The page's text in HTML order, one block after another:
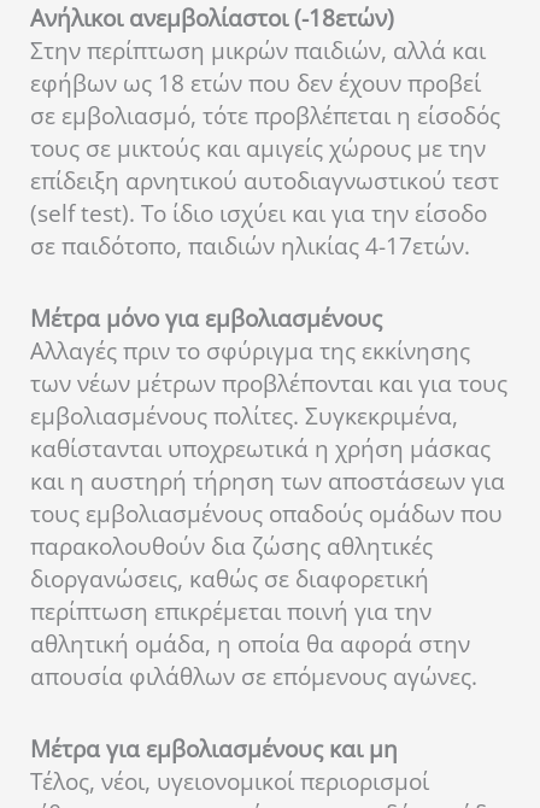
Ανήλικοι ανεμβολίαστοι (-18ετών)
Στην περίπτωση μικρών παιδιών, αλλά και
εφήβων ως 18 ετών που δεν έχουν προβεί
σε εμβολιασμό, τότε προβλέπεται η είσοδός
τους σε μικτούς και αμιγείς χώρους με την
επίδειξη αρνητικού αυτοδιαγνωστικού τεστ
(self test). Το ίδιο ισχύει και για την είσοδο
σε παιδότοπο, παιδιών ηλικίας 4-17ετών.
Μέτρα μόνο για εμβολιασμένους
Αλλαγές πριν το σφύριγμα της εκκίνησης
των νέων μέτρων προβλέπονται και για τους
εμβολιασμένους πολίτες. Συγκεκριμένα,
καθίστανται υποχρεωτικά η χρήση μάσκας
και η αυστηρή τήρηση των αποστάσεων για
τους εμβολιασμένους οπαδούς ομάδων που
παρακολουθούν δια ζώσης αθλητικές
διοργανώσεις, καθώς σε διαφορετική
περίπτωση επικρέμεται ποινή για την
αθλητική ομάδα, η οποία θα αφορά στην
απουσία φιλάθλων σε επόμενους αγώνες.
Μέτρα για εμβολιασμένους και μη
Τέλος, νέοι, υγειονομικοί περιορισμοί